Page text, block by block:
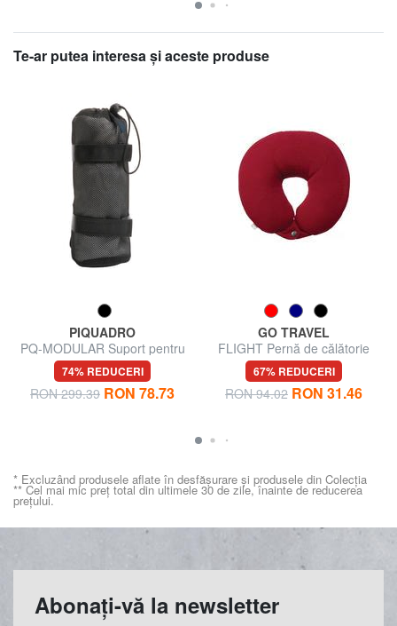
Te-ar putea interesa şi aceste produse
PIQUADRO
PQ-MODULAR Suport pentru
sticle de apă
74% REDUCERI
RON 299.39 RON 78.73
GO TRAVEL
FLIGHT Pernă de călătorie
67% REDUCERI
RON 94.02 RON 31.46
* Excluzând produsele aflate în desfășurare și produsele din Colecția
** Cel mai mic preț total din ultimele 30 de zile, înainte de reducerea
prețului.
Abonați-vă la newsletter